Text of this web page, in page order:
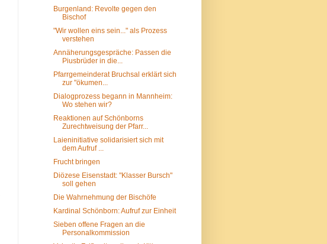
Burgenland: Revolte gegen den
Bischof
"Wir wollen eins sein..." als Prozess
verstehen
Annäherungsgespräche: Passen die
Piusbrüder in die...
Pfarrgemeinderat Bruchsal erklärt sich
zur "ökumen...
Dialogprozess begann in Mannheim:
Wo stehen wir?
Reaktionen auf Schönborns
Zurechtweisung der Pfarr...
Laieninitiative solidarisiert sich mit
dem Aufruf ...
Frucht bringen
Diözese Eisenstadt: "Klasser Bursch"
soll gehen
Die Wahrnehmung der Bischöfe
Kardinal Schönborn: Aufruf zur Einheit
Sieben offene Fragen an die
Personalkommission